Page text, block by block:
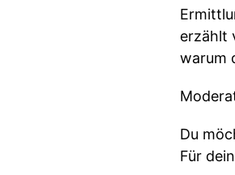
erzählt
warum
Du
Für